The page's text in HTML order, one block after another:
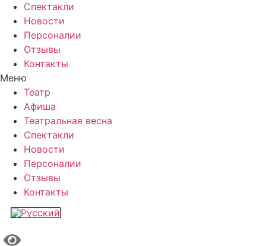
Спектакли
Новости
Персоналии
Отзывы
Контакты
Меню
Театр
Афиша
Театральная весна
Спектакли
Новости
Персоналии
Отзывы
Контакты